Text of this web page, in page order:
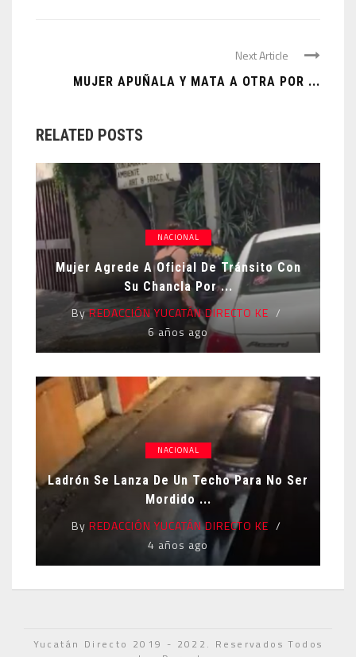
Next Article
MUJER APUÑALA Y MATA A OTRA POR ...
RELATED POSTS
NACIONAL
Mujer Agrede A Oficial De Tránsito Con
Su Chancla Por ...
ByREDACCIÓN YUCATÁN DIRECTO KE
6 años ago
NACIONAL
Ladrón Se Lanza De Un Techo Para No Ser
Mordido ...
By REDACCIÓN YUCATÁN DIRECTO KE
4 años ago
Yucatán Directo 2019 - 2022. Reservados Todos